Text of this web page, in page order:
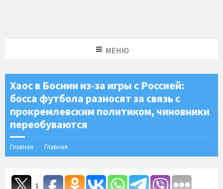
МЕНЮ
Хаос в Боснии из-за игры с Россией:
босса футбола разносят за связь с
прокремлевским политиком, чиновники
переобуваются
Главная Главная
1